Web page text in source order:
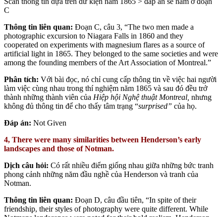
C
Thông tin liên quan: Đoạn C, câu 3, “The two men made a
photographic excursion to Niagara Falls in 1860 and they
cooperated on experiments with magnesium flares as a source of
artificial light in 1865. They belonged to the same societies and were
among the founding members of the Art Association of Montreal.”
Phân tích: Với bài đọc, nó chỉ cung cấp thông tin về việc hai người
làm việc cùng nhau trong thí nghiệm năm 1865 và sau đó đều trở
thành những thành viên của Hiệp hội Nghệ thuật Montreal nhưng
không đủ thông tin để cho thấy tâm trạng “surprised” của họ.
Đáp án: Not Given
4, There were many similarities between Henderson’s early
landscapes and those of Notman.
Dịch câu hỏi: Có rất nhiều điểm giống nhau giữa những bức tranh
phong cảnh những năm đầu nghề của Henderson và tranh của
Notman.
Thông tin liên quan: Đoạn D, câu đầu tiên, “In spite of their
friendship, their styles of photography were quite different. While